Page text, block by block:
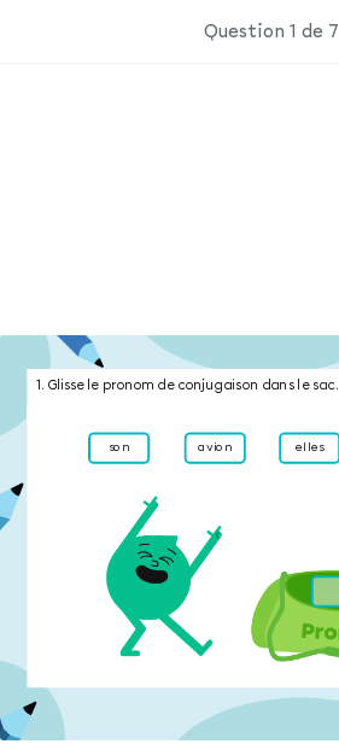
Question 1 de 7
1. Glisse le pronom de conjugaison dans le sac.
son avion elles